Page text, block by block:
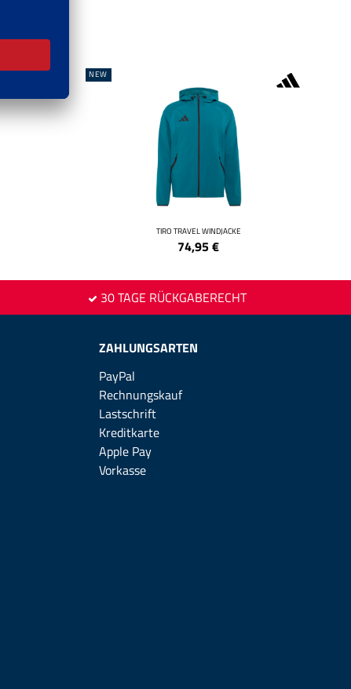
NEW
TIRO TRAVEL WINDJACKE
74,95€
30 TAGE RÜCKGABERECHT
ZAHLUNGSARTEN
PayPal
Rechnungskauf
Lastschrift
Kreditkarte
Apple Pay
Vorkasse